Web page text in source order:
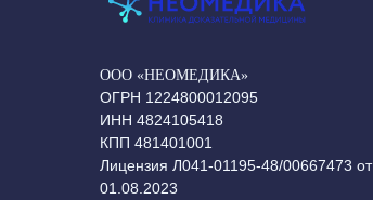
ООО «НЕОМЕДИКА»
ОГРН 1224800012095
ИНН 4824105418
КПП 481401001
Лицензия Л041-01195-48/00667473 от
01.08.2023